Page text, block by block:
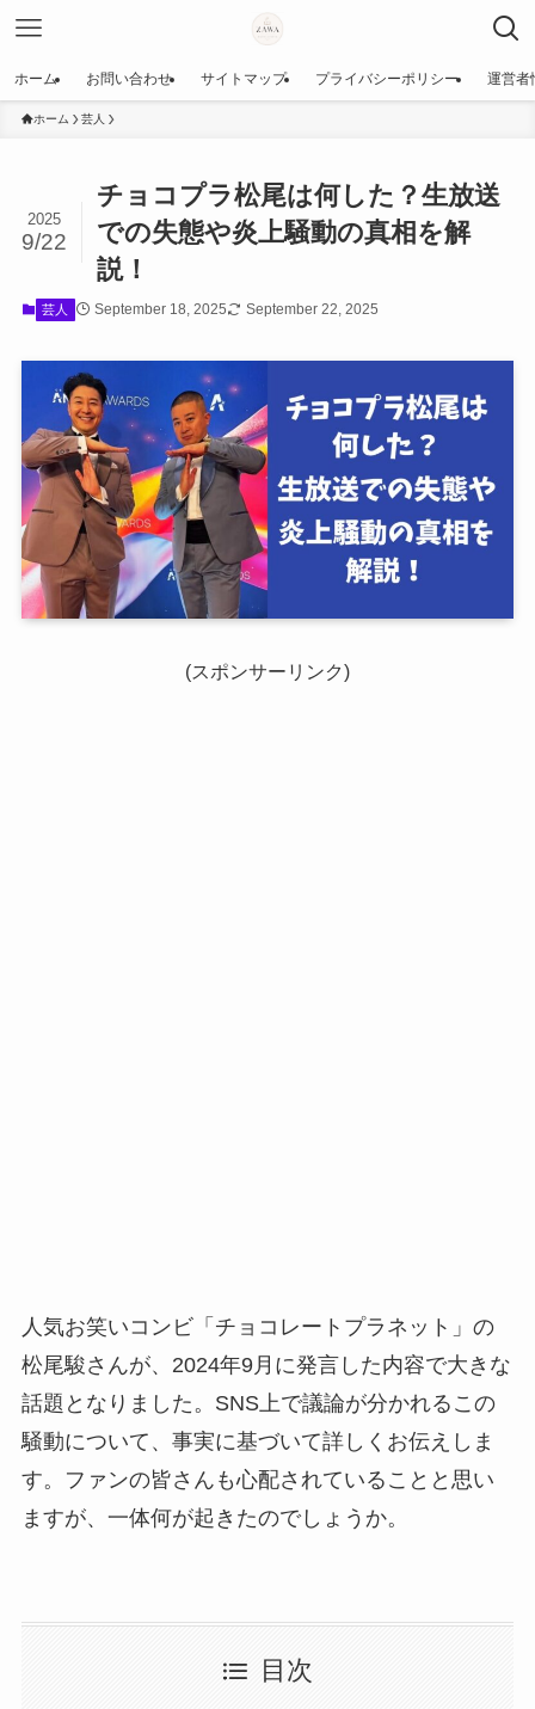
ホーム お問い合わせ サイトマップ プライバシーポリシー 運営者
ホーム 芸人
チョコプラ松尾は何した？生放送
での失態や炎上騒動の真相を解
説！
2025
9/22
芸人 September 18, 2025 September 22, 2025
(スポンサーリンク)
人気お笑いコンビ「チョコレートプラネット」の
松尾駿さんが、2024年9月に発言した内容で大きな
話題となりました。SNS上で議論が分かれるこの
騒動について、事実に基づいて詳しくお伝えしま
す。ファンの皆さんも心配されていることと思い
ますが、一体何が起きたのでしょうか。
目次